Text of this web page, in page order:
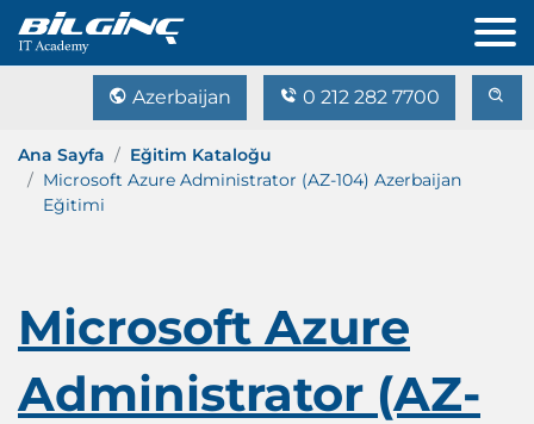
Azerbaijan 0 212 282 7700
Ana Sayfa
Eğitim Kataloğu
Microsoft Azure Administrator (AZ-104) Azerbaijan
Eğitimi
Microsoft Azure
Administrator (AZ-